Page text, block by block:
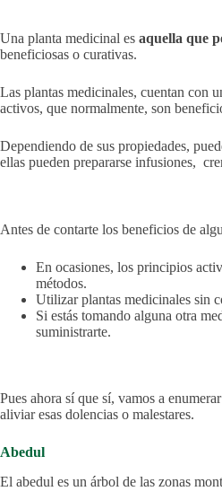
Una planta medicinal es aquella que
beneficiosas o curativas.
Las plantas medicinales, cuentan con
activos, que normalmente, son
Dependiendo de sus propiedades,
ellas pueden prepararse infusiones,
Antes de contarte los beneficios de
En ocasiones, los principios
métodos.
Utilizar plantas medicinales sin
Si estás tomando alguna otra
suministrarte.
Pues ahora sí que sí, vamos a
aliviar esas dolencias o malestares.
Abedul
El abedul es un árbol de las zonas